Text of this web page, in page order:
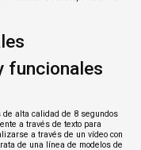
funcionales
alta calidad de 8 segundos
a través de texto para
a través de un vídeo con
de una línea de modelos de